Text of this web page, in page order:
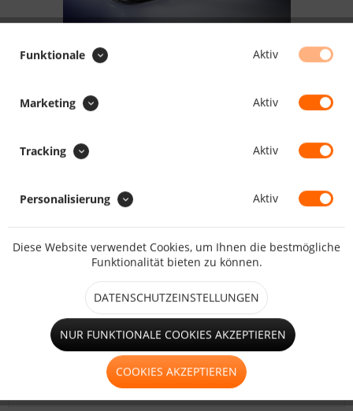
102.22 CHF *
inkl. MwSt.zzgl. Versandkosten
Artikel-Nr.: 922034
transluzente PVC Plane zur...mehr
0
Bewertungen lesen, schreiben und diskutieren...
Funktionale Aktiv
Marketing Aktiv
Tracking Aktiv
Personalisierung Aktiv
Diese Website verwendet Cookies, um Ihnen die bestmögliche
Funktionalität bieten zu können.
DATENSCHUTZEINSTELLUNGEN
NUR FUNKTIONALE COOKIES AKZEPTIEREN
COOKIES AKZEPTIEREN